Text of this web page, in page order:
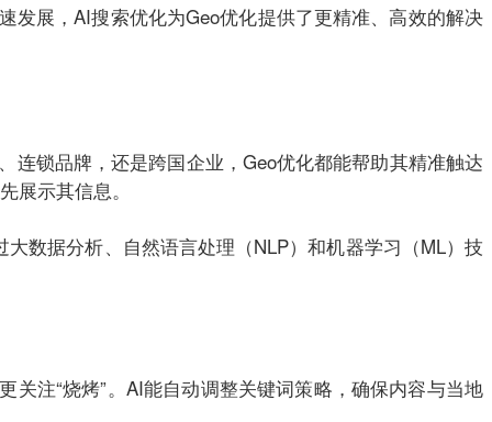
发展，AI搜索优化为Geo优化提供了更精准、高效的解决
锁品牌，还是跨国企业，Geo优化都能帮助其精准触达
展示其信息。
数据分析、自然语言处理（NLP）和机器学习（ML）技
注“烧烤”。AI能自动调整关键词策略，确保内容与当地